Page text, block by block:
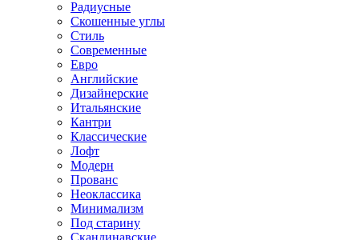
Радиусные
Скошенные углы
Стиль
Современные
Евро
Английские
Дизайнерские
Итальянские
Кантри
Классические
Лофт
Модерн
Прованс
Неоклассика
Минимализм
Под старину
Скандинавские